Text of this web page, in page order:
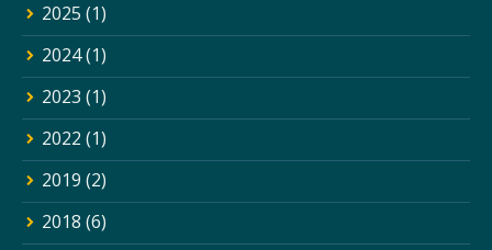
2025 (1)
2024(1)
2023 (1)
2022 (1)
2019 (2)
2018 (6)